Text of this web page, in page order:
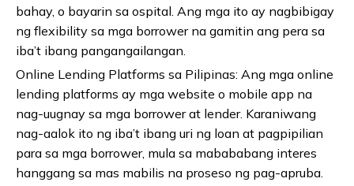
bahay, o bayarin sa ospital. Ang mga ito ay nagbibigay
ng flexibility sa mga borrower na gamitin ang pera sa
iba’t ibang pangangailangan.
Online Lending Platforms sa Pilipinas: Ang mga online
lending platforms ay mga website o mobile app na
nag-uugnay sa mga borrower at lender. Karaniwang
nag-aalok ito ng iba’t ibang uri ng loan at pagpipilian
para sa mga borrower, mula sa mabababang interes
hanggang sa mas mabilis na proseso ng pag-apruba.